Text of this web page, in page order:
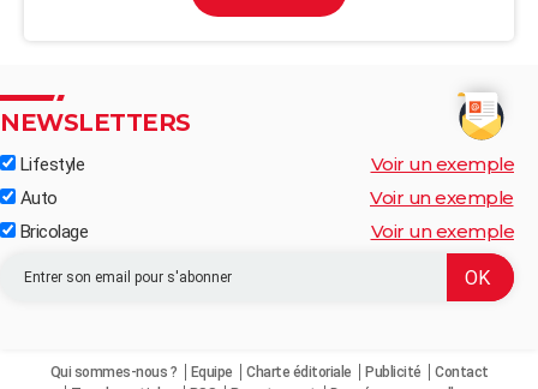
NEWSLETTERS
Lifestyle Voir un exemple
Auto Voir un exemple
Bricolage Voir un exemple
Qui sommes-nous ? Equipe Charte éditoriale Publicité
Contact